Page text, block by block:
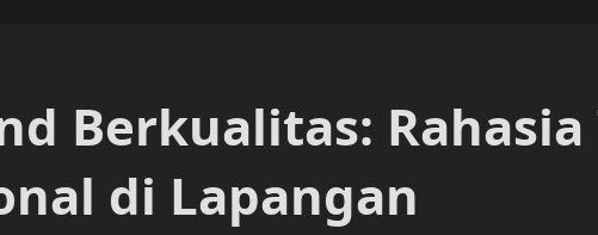
Berkualitas: Rahasia
di Lapangan